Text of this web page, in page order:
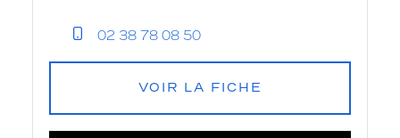
02 38 78 08 50
VOIR LA FICHE